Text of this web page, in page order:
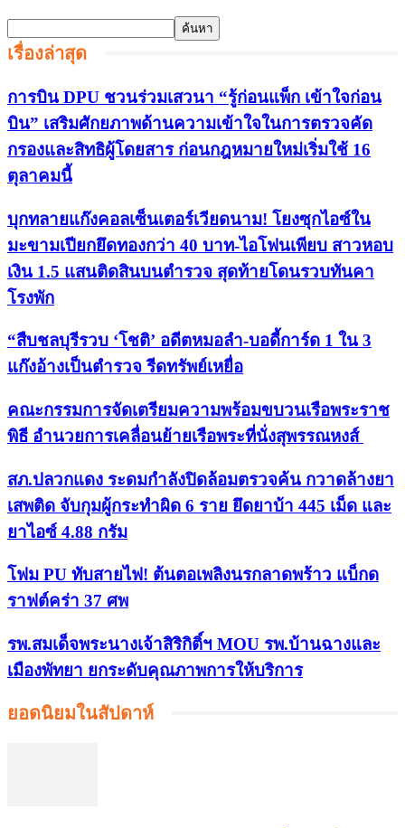
เรื่องล่าสุด
การบิน DPU ชวนร่วมเสวนา “รู้ก่อนแพ็ก เข้าใจก่อน
บิน” เสริมศักยภาพด้านความเข้าใจในการตรวจคัด
กรองและสิทธิผู้โดยสาร ก่อนกฎหมายใหม่เริ่มใช้ 16
ตุลาคมนี้
บุกทลายแก๊งคอลเซ็นเตอร์เวียดนาม! โยงซุกไอซ์ใน
มะขามเปียกยึดทองกว่า 40 บาท-ไอโฟนเพียบ สาวหอบ
เงิน 1.5 แสนติดสินบนตำรวจ สุดท้ายโดนรวบทันคา
โรงพัก
“สืบชลบุรีรวบ ‘โชติ’ อดีตหมอลำ-บอดี้การ์ด 1 ใน 3
แก๊งอ้างเป็นตำรวจ รีดทรัพย์เหยื่อ
คณะกรรมการจัดเตรียมความพร้อมขบวนเรือพระราช
พิธี อำนวยการเคลื่อนย้ายเรือพระที่นั่งสุพรรณหงส์
สภ.ปลวกแดง ระดมกำลังปิดล้อมตรวจค้น กวาดล้างยา
เสพติด จับกุมผู้กระทำผิด 6 ราย ยึดยาบ้า 445 เม็ด และ
ยาไอซ์ 4.88 กรัม
โฟม PU ทับสายไฟ! ต้นตอเพลิงนรกลาดพร้าว แบ็กด
ราฟต์คร่า 37 ศพ
รพ.สมเด็จพระนางเจ้าสิริกิติ์ฯ MOU รพ.บ้านฉางและ
เมืองพัทยา ยกระดับคุณภาพการให้บริการ
ยอดนิยมในสัปดาห์